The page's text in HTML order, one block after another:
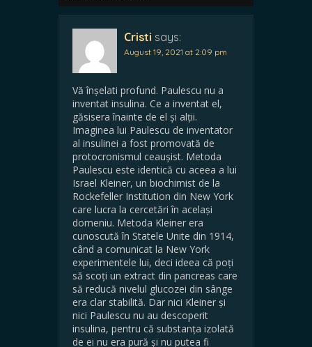
Cristi says:
August 19, 2021 at 2:09 pm
Vă înșelati profund. Paulescu nu a
inventat insulina. Ce a inventat el,
găsisera înainte de el și alții.
Imaginea lui Paulescu de inventator
al insulinei a fost promovată de
protocronismul ceaușist. Metoda
Paulescu este identică cu aceea a lui
Israel Kleiner, un biochimist de la
Rockefeller Institution din New York
care lucra la cercetări în același
domeniu. Metoda Kleiner era
cunoscută în Statele Unite din 1914,
când a comunicat la New York
experimentele lui, deci ideea că poți
să scoți un extract din pancreas care
să reducă nivelul glucozei din sânge
era clar stabilită. Dar nici Kleiner și
nici Paulescu nu au descoperit
insulina, pentru că substanța izolată
de ei nu era pură și nu putea fi